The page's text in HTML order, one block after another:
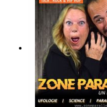
https://twitter.com/
https://